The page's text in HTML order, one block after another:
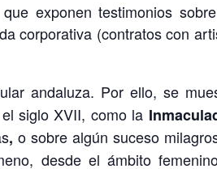
exponen testimonios
corporativa (contratos con
andaluza. Por ello, se
siglo XVII, como la
, o sobre algún suceso
desde el ámbito